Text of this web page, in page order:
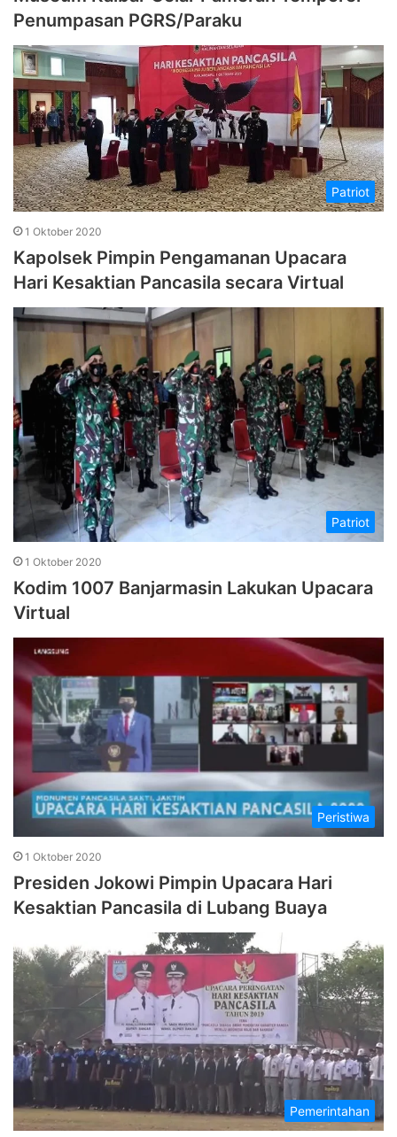
Penumpasan PGRS/Paraku
Patriot
1 Oktober 2020
Kapolsek Pimpin Pengamanan Upacara
Hari Kesaktian Pancasila secara Virtual
Patriot
1 Oktober 2020
Kodim 1007 Banjarmasin Lakukan Upacara
Virtual
Peristiwa
1 Oktober 2020
Presiden Jokowi Pimpin Upacara Hari
Kesaktian Pancasila di Lubang Buaya
Pemerintahan